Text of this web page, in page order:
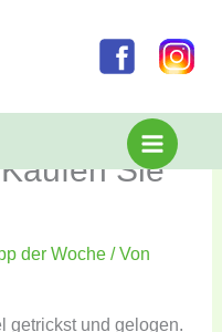
Sie
der Woche/ Von
getrickst und gelogen.